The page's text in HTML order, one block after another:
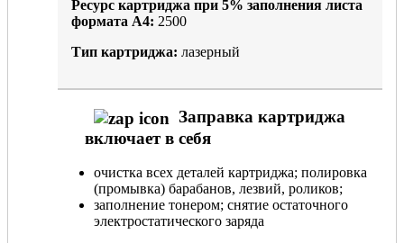
Ресурс картриджа при 5% заполнения листа
формата А4: 2500
Тип картриджа: лазерный
Заправка картриджа
включает в себя
очистка всех деталей картриджа; полировка
(промывка) барабанов, лезвий, роликов;
заполнение тонером; снятие остаточного
электростатического заряда